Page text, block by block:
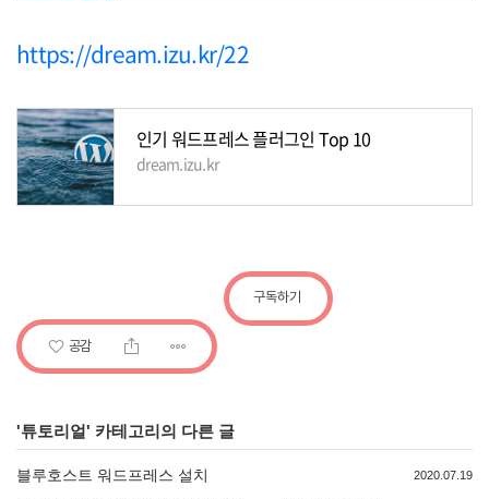
https://dream.izu.kr/22
인기 워드프레스 플러그인 Top 10
dream.izu.kr
공감
구독하기
'튜토리얼' 카테고리의 다른 글
블루호스트 워드프레스 설치 2020.07.19